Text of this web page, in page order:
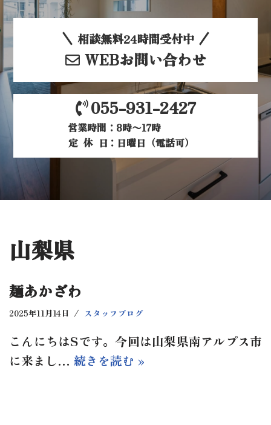
相談無料24時間受付中
WEBお問い合わせ
055-931-2427
営業時間：8時〜17時
定休日：日曜日（電話可）
山梨県
麺あかざわ
2025年11月14日 スタッフブログ
こんにちはSです。今回は山梨県南アルプス市
に来まし… 続きを読む »